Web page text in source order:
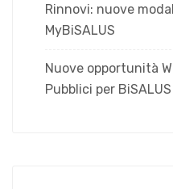
Rinnovi: nuove
MyBiSALUS
Nuove opportunità
Pubblici per BiSALUS